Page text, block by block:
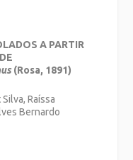
A PARTIR
(Rosa, 1891)
Raíssa
Bernardo